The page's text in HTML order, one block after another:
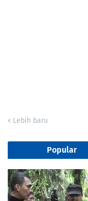
Lebih baru
Popular